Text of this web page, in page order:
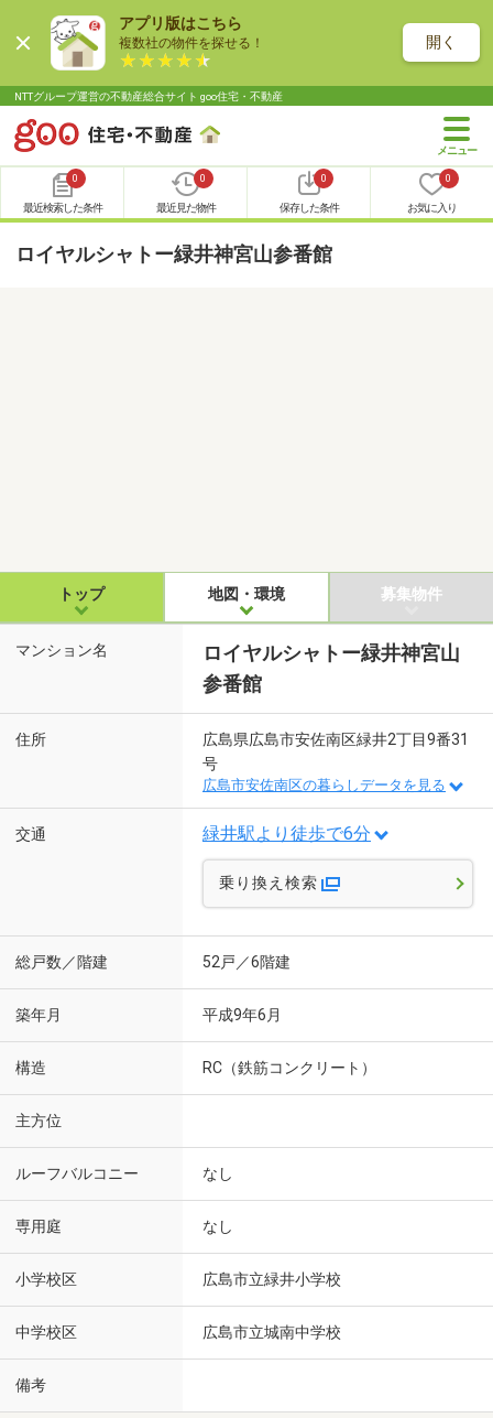
アプリ版はこちら
複数社の物件を探せる！ 開く
NTTグループ運営の不動産総合サイト goo住宅・不動産
0
最近検索した条件
0
最近見た物件
0
保存した条件
0
お気に入り
ロイヤルシャトー緑井神宮山参番館
トップ 地図・環境 募集物件
マンション名
ロイヤルシャトー緑井神宮山
参番館
住所
広島県広島市安佐南区緑井2丁目9番31
号
広島市安佐南区の暮らしデータを見る
交通 緑井駅より徒歩で6分
乗り換え検索
総戸数／階建 52戸／6階建
築年月 平成9年6月
構造 RC（鉄筋コンクリート）
主方位
ルーフバルコニー なし
専用庭 なし
小学校区 広島市立緑井小学校
中学校区 広島市立城南中学校
備考